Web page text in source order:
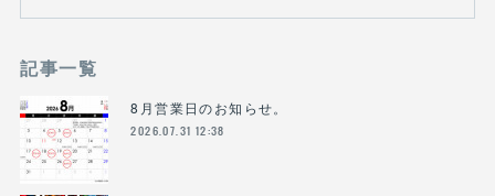
記事一覧
8月営業日のお知らせ。
2026.07.31 12:38